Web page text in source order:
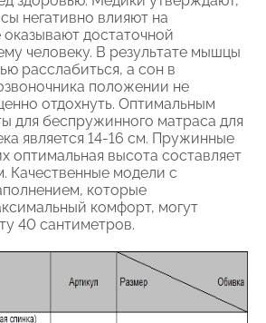
негативно влияют на
оказывают достаточной
человеку. В результате мышцы
расслабиться, а сон в
положении не
отдохнуть. Оптимальным
для беспружинного матраса для
является 14-16 см. Пружинные
оптимальная высота составляет
Качественные модели с
которые
комфорт, могут
40 сантиметров.